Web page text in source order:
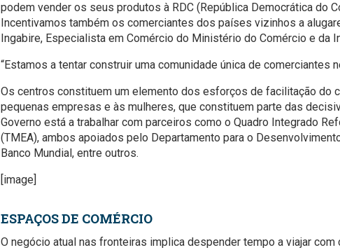
podem vender os seus produtos à RDC (República Democrática do
Incentivamos também os comerciantes dos países vizinhos a
Ingabire, Especialista em Comércio do Ministério do Comércio e da
“Estamos a tentar construir uma comunidade única de comerciantes
Os centros constituem um elemento dos esforços de facilitação do
pequenas empresas e às mulheres, que constituem parte das
Governo está a trabalhar com parceiros como o Quadro Integrado
(TMEA), ambos apoiados pelo Departamento para o
Banco Mundial, entre outros.
[image]
ESPAÇOS DE COMÉRCIO
O negócio atual nas fronteiras implica despender tempo a viajar